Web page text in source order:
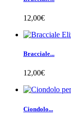
12,00€
Bracciale...
12,00€
Ciondolo...